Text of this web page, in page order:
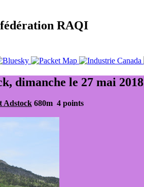
RAQI
dimanche le 27 mai 2018
Adstock 680m 4 points